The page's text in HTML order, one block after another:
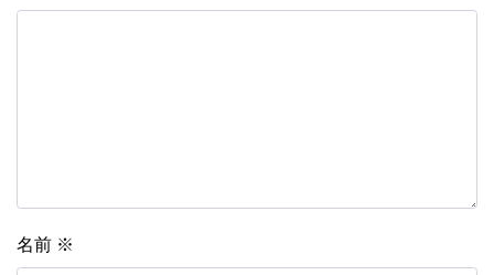
名前 ※